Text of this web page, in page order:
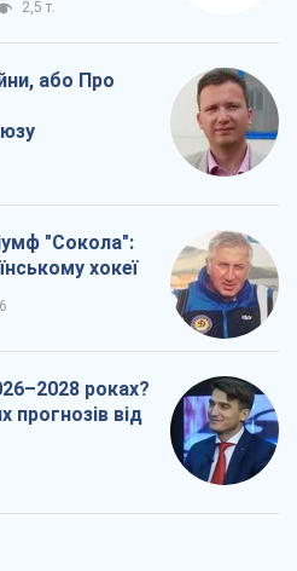
2,5 т.
або Про
"Сокола":
хокеї
роках?
прогнозів від